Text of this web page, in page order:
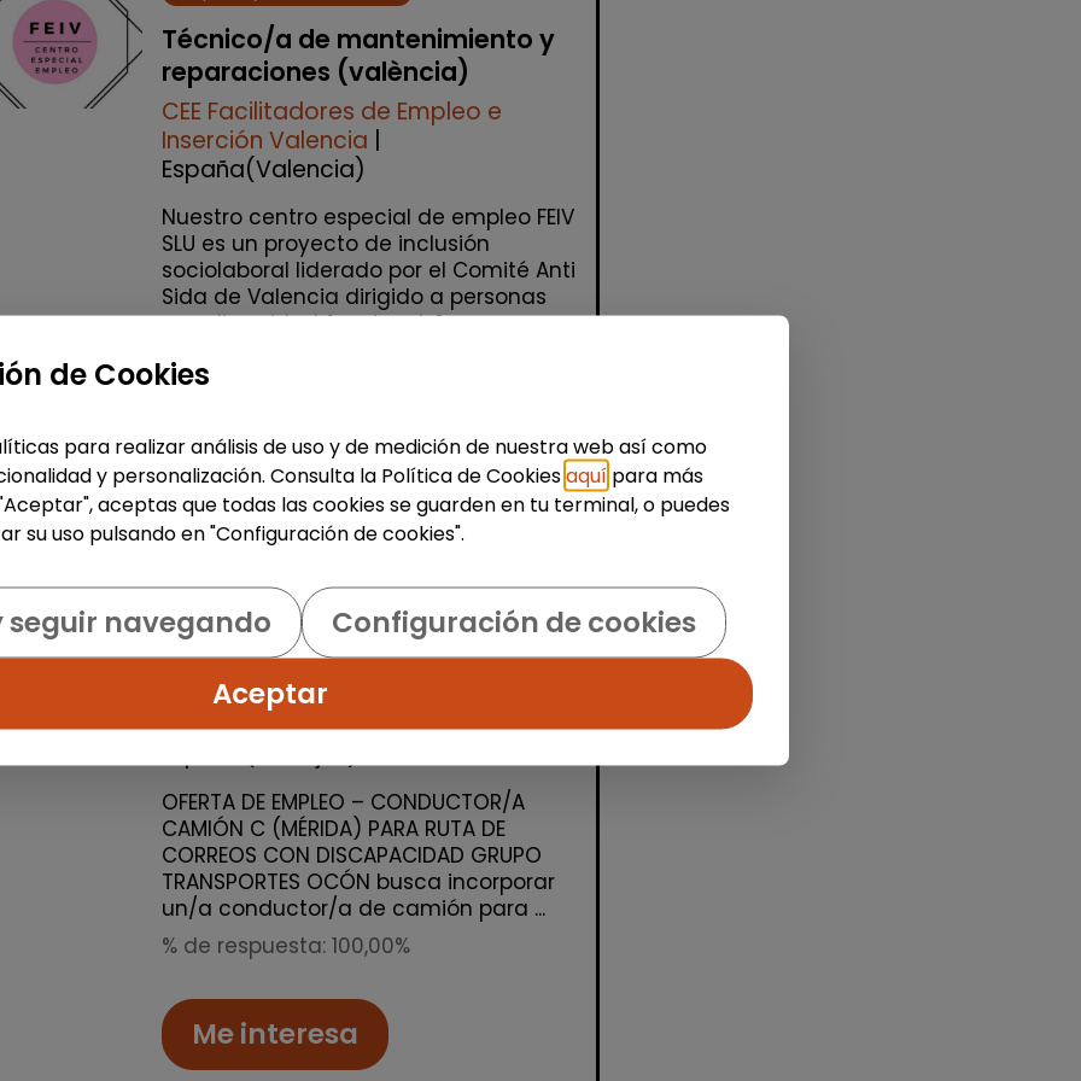
Técnico/a de mantenimiento y
reparaciones (valència)
CEE Facilitadores de Empleo e
Inserción Valencia
España(Valencia)
Nuestro centro especial de empleo FEIV
SLU es un proyecto de inclusión
sociolaboral liderado por el Comité Anti
Sida de Valencia dirigido a personas
con diversidad funcional. Somo...
% de respuesta: 100,00%
Me interesa
accessibility_new Personas con discapacidad
Logística, Almacén y Compras
Conductor/a carnet c (mérida)
centro especial de empleo
OCON EXTREMEÑA|
OFERTA DE EMPLEO – CONDUCTOR/A
CAMIÓN C (MÉRIDA) PARA RUTA DE
CORREOS CON DISCAPACIDAD GRUPO
TRANSPORTES OCÓN busca incorporar
un/a conductor/a de camión para ...
% de respuesta: 100,00%
Me interesa
de Cookies
para realizar análisis de uso y de medición de nuestra web así como
y personalización. Consulta la Política de Cookiesaquí para más
aceptas que todas las cookies se guarden en tu terminal, o puedes
su uso pulsando en "Configuración de cookies".
seguir navegando
Configuración de cookies
Aceptar